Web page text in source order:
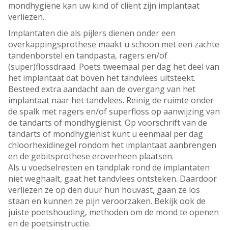
mondhygiëne kan uw kind of cliënt zijn implantaat
verliezen.
Implantaten die als pijlers dienen onder een
overkappingsprothese maakt u schoon met een zachte
tandenborstel en tandpasta, ragers en/of
(super)flossdraad. Poets tweemaal per dag het deel van
het implantaat dat boven het tandvlees uitsteekt.
Besteed extra aandacht aan de overgang van het
implantaat naar het tandvlees. Reinig de ruimte onder
de spalk met ragers en/of superfloss op aanwijzing van
de tandarts of mondhygiënist. Op voorschrift van de
tandarts of mondhygiënist kunt u eenmaal per dag
chloorhexidinegel rondom het implantaat aanbrengen
en de gebitsprothese eroverheen plaatsen.
Als u voedselresten en tandplak rond de implantaten
niet weghaalt, gaat het tandvlees ontsteken. Daardoor
verliezen ze op den duur hun houvast, gaan ze los
staan en kunnen ze pijn veroorzaken. Bekijk ook de
juiste poetshouding, methoden om de mond te openen
en de poetsinstructie.